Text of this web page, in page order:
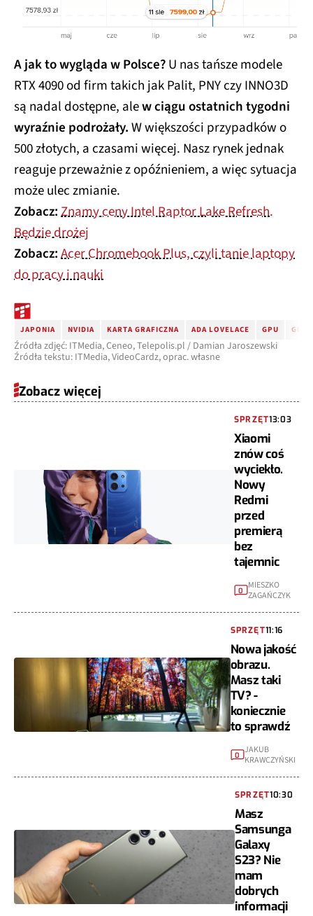
A jak to wygląda w Polsce?U nas tańsze modele
RTX 4090 od firm takich jak Palit, PNY czy INNO3D
są nadal dostępne, alew ciągu ostatnich tygodni
wyraźnie podrożały.W większości przypadków o
500 złotych, a czasami więcej. Nasz rynek jednak
reaguje przeważnie z opóźnieniem, a więc sytuacja
może ulec zmianie.
Zobacz:Znamy ceny Intel Raptor Lake Refresh.
Będzie drożej
Zobacz:Acer Chromebook Plus, czyli tanie laptopy
do pracy i nauki
JAPONIA NVIDIA KARTA GRAFICZNA ADA LOVELACE GPU
Źródła zdjęć: ITMedia, Ceneo, Telepolis.pl / Damian Jaroszewski
Źródła tekstu: ITMedia, VideoCardz, oprac. własne
Zobacz więcej
SPRZĘT13:03
Xiaomi
znów coś
wyciekło.
Nowy
Redmi
przed
premierą
bez
tajemnic
0
MIESZKO
ZAGAŃCZYK
SPRZĘT11:16
Nowa jakość
obrazu.
Masz taki
TV? -
koniecznie
to sprawdź
0 JAKUB
KRAWCZYŃSKI
SPRZĘT10:30
Masz
Samsunga
Galaxy
S23? Nie
mam
dobrych
informacji